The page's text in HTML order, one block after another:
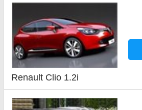
Renault Clio 1.2i